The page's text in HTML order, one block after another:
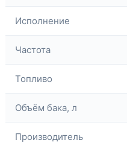
Исполнение
Частота
Топливо
Объём бака, л
Производитель